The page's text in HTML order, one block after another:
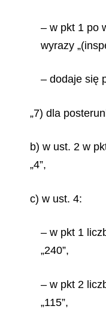
– w pkt 1 po
wyrazy
– dodaje się
„7) dla
b) w ust. 2 w
„4”,
c) w ust. 4:
– w pkt 1
„240”,
– w pkt 2
„115”,